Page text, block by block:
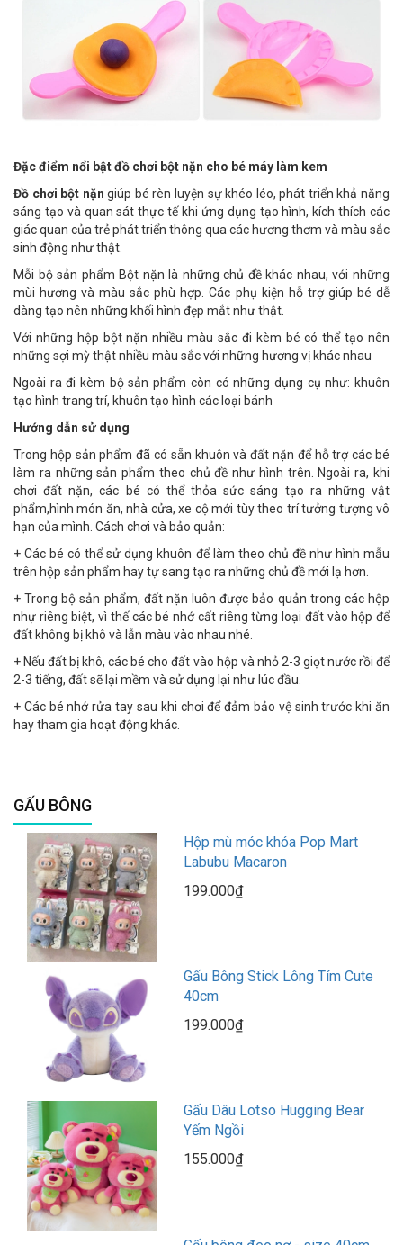
Đặc điểm nổi bật đồ chơi bột nặn cho bé máy làm kem
Đồ chơi bột nặngiúp bé rèn luyện sự khéo léo, phát triển khả năng
sáng tạo và quan sát thực tế khi ứng dụng tạo hình, kích thích các
giác quan của trẻ phát triển thông qua các hương thơm và màu sắc
sinh động như thật.
Mỗi bộ sản phẩm Bột nặn là những chủ đề khác nhau, với những
mùi hương và màu sắc phù hợp. Các phụ kiện hỗ trợ giúp bé dễ
dàng tạo nên những khối hình đẹp mắt như thật.
Với những hộp bột nặn nhiều màu sắc đi kèm bé có thể tạo nên
những sợi mỳ thật nhiều màu sắc với những hương vị khác nhau
Ngoài ra đi kèm bộ sản phẩm còn có những dụng cụ như: khuôn
tạo hình trang trí, khuôn tạo hình các loại bánh
Hướng dẫn sử dụng
Trong hộp sản phẩm đã có sẵn khuôn và đất nặn để hỗ trợ các bé
làm ra những sản phẩm theo chủ đề như hình trên. Ngoài ra, khi
chơi đất nặn, các bé có thể thỏa sức sáng tạo ra những vật
phẩm,hình món ăn, nhà cửa, xe cộ mới tùy theo trí tưởng tượng vô
hạn của mình. Cách chơi và bảo quản:
+ Các bé có thể sử dụng khuôn để làm theo chủ đề như hình mẫu
trên hộp sản phẩm hay tự sang tạo ra những chủ đề mới lạ hơn.
+ Trong bộ sản phẩm, đất nặn luôn được bảo quản trong các hộp
nhự riêng biệt, vì thế các bé nhớ cất riêng từng loại đất vào hộp để
đất không bị khô và lẫn màu vào nhau nhé.
+ Nếu đất bị khô, các bé cho đất vào hộp và nhỏ 2-3 giọt nước rồi để
2-3 tiếng, đất sẽ lại mềm và sử dụng lại như lúc đầu.
+ Các bé nhớ rửa tay sau khi chơi để đảm bảo vệ sinh trước khi ăn
hay tham gia hoạt động khác.
GẤU BÔNG
Hộp mù móc khóa Pop Mart
Labubu Macaron
199.000₫
Gấu Bông Stick Lông Tím Cute
40cm
199.000₫
Gấu Dâu Lotso Hugging Bear
Yếm Ngồi
155.000₫